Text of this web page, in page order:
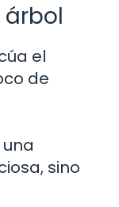
el
de
sino